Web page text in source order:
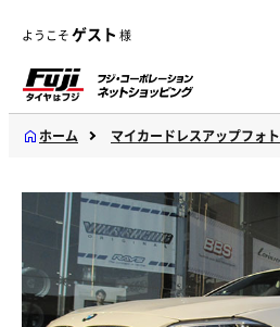
ようこそゲスト 様
ホーム マイカードレスアップフォト